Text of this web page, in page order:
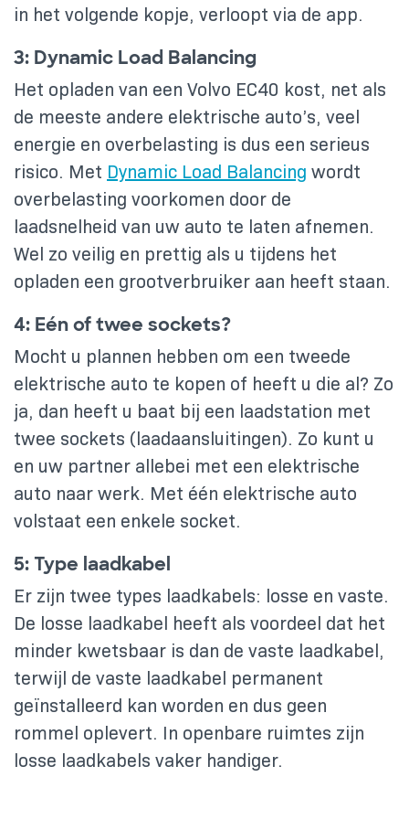
in het volgende kopje, verloopt via de app.
3: Dynamic Load Balancing
Het opladen van een Volvo EC40 kost, net als
de meeste andere elektrische auto’s, veel
energie en overbelasting is dus een serieus
risico. Met Dynamic Load Balancing wordt
overbelasting voorkomen door de
laadsnelheid van uw auto te laten afnemen.
Wel zo veilig en prettig als u tijdens het
opladen een grootverbruiker aan heeft staan.
4: Eén of twee sockets?
Mocht u plannen hebben om een tweede
elektrische auto te kopen of heeft u die al? Zo
ja, dan heeft u baat bij een laadstation met
twee sockets (laadaansluitingen). Zo kunt u
en uw partner allebei met een elektrische
auto naar werk. Met één elektrische auto
volstaat een enkele socket.
5: Type laadkabel
Er zijn twee types laadkabels: losse en vaste.
De losse laadkabel heeft als voordeel dat het
minder kwetsbaar is dan de vaste laadkabel,
terwijl de vaste laadkabel permanent
geïnstalleerd kan worden en dus geen
rommel oplevert. In openbare ruimtes zijn
losse laadkabels vaker handiger.